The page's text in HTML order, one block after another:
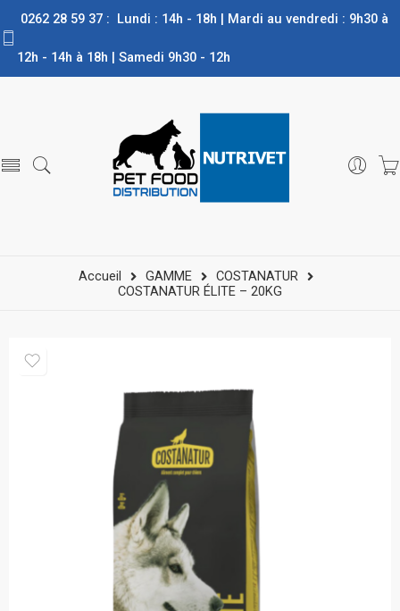
0262 28 59 37 : Lundi : 14h - 18h | Mardi au vendredi : 9h30 à
12h - 14h à 18h | Samedi 9h30 - 12h
Accueil GAMME
COSTANATUR
COSTANATUR ÉLITE – 20KG